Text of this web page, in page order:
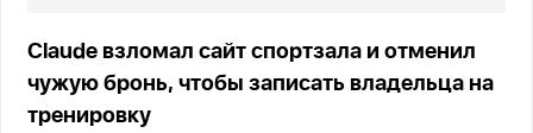
Claude взломал сайт спортзала и отменил
чужую бронь, чтобы записать владельца на
тренировку